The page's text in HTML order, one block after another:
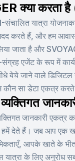
क्या करता है
यात्रा
करते हैं, और हम आवास
जाता है और
संग्रह एजेंट के रूप में
बेचे जाने वाले
कौन सा डेटा एकत्र
जानकारी एकत्र
हमें देते हैं। जब आप एक
आपके खाते के
के लिए अनुरोध